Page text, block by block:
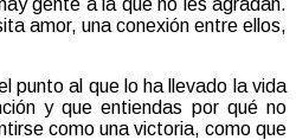
amor, una conexión entre ellos,
punto al que lo ha llevado la vida
y que entiendas por qué no
como una victoria, como que